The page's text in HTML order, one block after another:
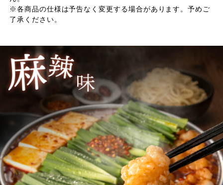
※各商品の仕様は予告なく変更する場合があります。予めご
了承ください。